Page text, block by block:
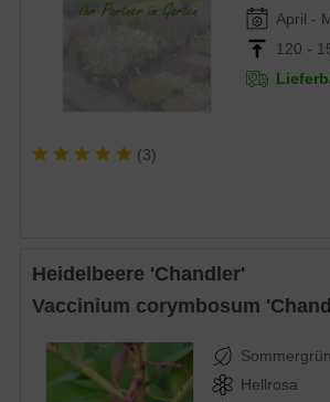
April -
120 -
(3)
Heidelbeere 'Chandler'
Vaccinium corymbosum
Sommergrün
Hellrosa